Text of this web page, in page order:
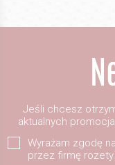
Jeśli chcesz
aktualnych
Wyrażam zgodę
przez firmę